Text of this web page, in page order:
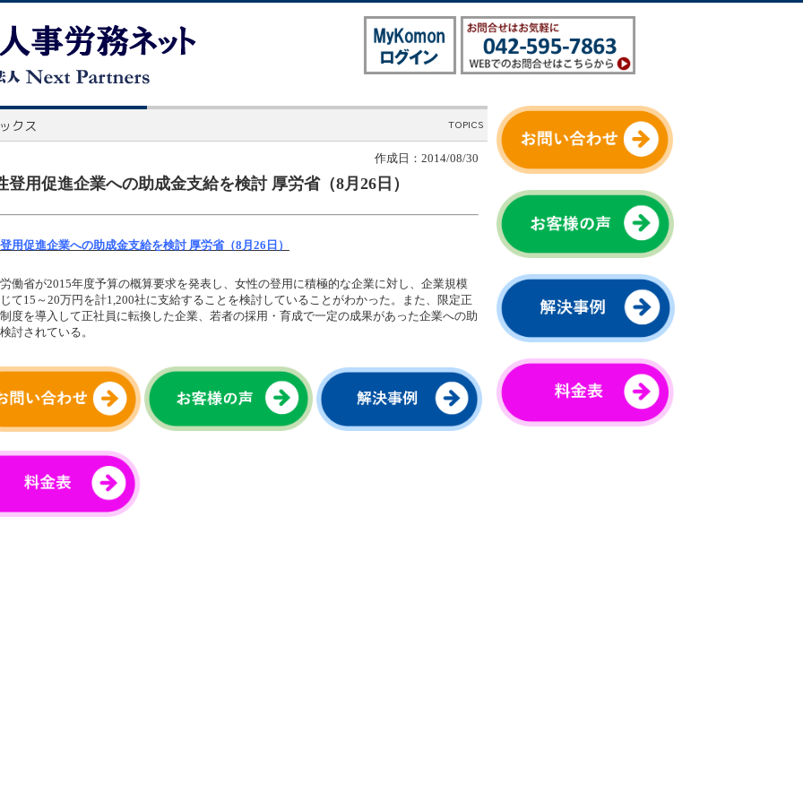
作成日：2014/08/30
登用促進企業への助成金支給を検討 厚労省（8月26日）
用促進企業への助成金支給を検討 厚労省（8月26日）
働省が2015年度予算の概算要求を発表し、女性の登用に積極的な企業に対し、企業規模
て15～20万円を計1,200社に支給することを検討していることがわかった。また、限定正
度を導入して正社員に転換した企業、若者の採用・育成で一定の成果があった企業への助
討されている。